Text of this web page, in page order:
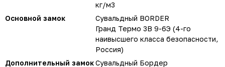
кг/м3
Основной замок
Сувальдный BORDER
Гранд Термо 3В 9-6Э (4-го
наивысшего класса безопасности,
Россия)
Дополнительный замокСувальдный Бордер